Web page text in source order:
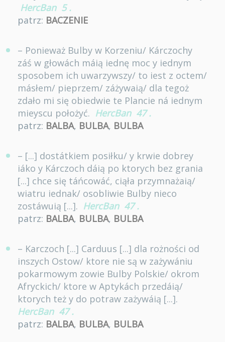
HercBan 5 .
patrz: BACZENIE
– Ponieważ Bulby w Korzeniu/ Kárczochy
záś w głowách máią iednę moc y iednym
sposobem ich uwarzywszy/ to iest z octem/
másłem/ pieprzem/ záżywaią/ dla tegoż
zdało mi się obiedwie te Plancie ná iednym
mieyscu położyć. HercBan 47 .
patrz: BALBA, BULBA, BULBA
– [...] dostátkiem posiłku/ y krwie dobrey
iáko y Kárczoch dáią po ktorych bez grania
[...] chce się táńcowáć, ciąła przymnażaią/
wiatru iednak/ osobliwie Bulby nieco
zostáwuią [...]. HercBan 47 .
patrz: BALBA, BULBA, BULBA
– Karczoch [...] Carduus [...] dla rożności od
inszych Ostow/ ktore nie są w zażywániu
pokarmowym zowie Bulby Polskie/ okrom
Afryckich/ ktore w Aptykách przedáią/
ktorych też y do potraw zażywáią [...].
HercBan 47 .
patrz: BALBA, BULBA, BULBA